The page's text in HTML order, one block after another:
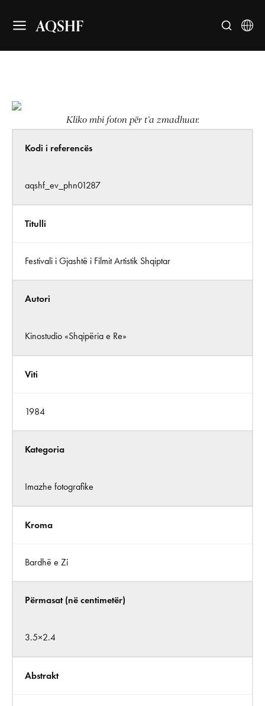
AQSHF
Kliko mbi foton për t’a zmadhuar.
Kodi i referencës
aqshf_ev_phn01287
Titulli
Festivali i Gjashtë i Filmit Artistik Shqiptar
Autori
Kinostudio «Shqipëria e Re»
Viti
1984
Kategoria
Imazhe fotografike
Kroma
Bardhë e Zi
Përmasat (në centimetër)
3.5×2.4
Abstrakt